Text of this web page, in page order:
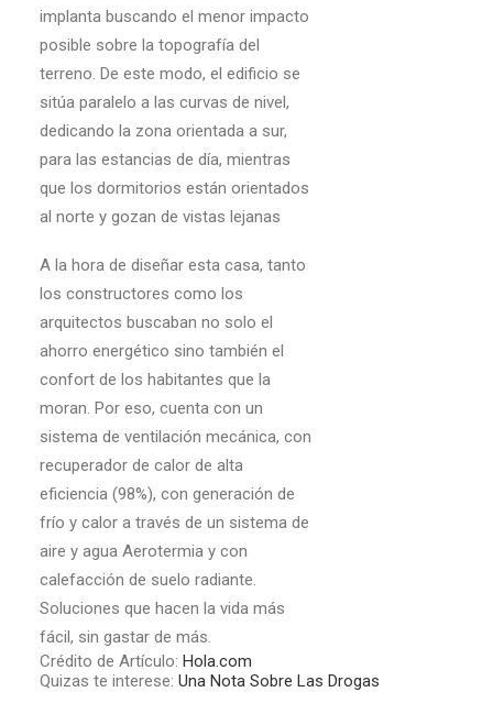
implanta buscando el menor impacto
posible sobre la topografía del
terreno. De este modo, el edificio se
sitúa paralelo a las curvas de nivel,
dedicando la zona orientada a sur,
para las estancias de día, mientras
que los dormitorios están orientados
al norte y gozan de vistas lejanas
A la hora de diseñar esta casa, tanto
los constructores como los
arquitectos buscaban no solo el
ahorro energético sino también el
confort de los habitantes que la
moran. Por eso, cuenta con un
sistema de ventilación mecánica, con
recuperador de calor de alta
eficiencia (98%), con generación de
frío y calor a través de un sistema de
aire y agua Aerotermia y con
calefacción de suelo radiante.
Soluciones que hacen la vida más
fácil, sin gastar de más.
Crédito de Artículo: Hola.com
Quizas te interese: Una Nota Sobre Las Drogas